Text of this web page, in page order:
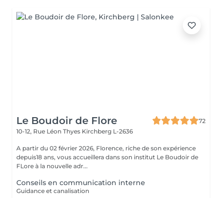
Le Boudoir de Flore
72
10-12, Rue Léon Thyes Kirchberg L-2636
A partir du 02 février 2026, Florence, riche de son expérience
depuis18 ans, vous accueillera dans son institut Le Boudoir de
FLore à la nouvelle adr...
Conseils en communication interne
Guidance et canalisation